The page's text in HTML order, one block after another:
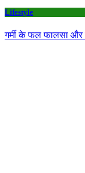
Lifestyle
गर्मी के फल फालसा और